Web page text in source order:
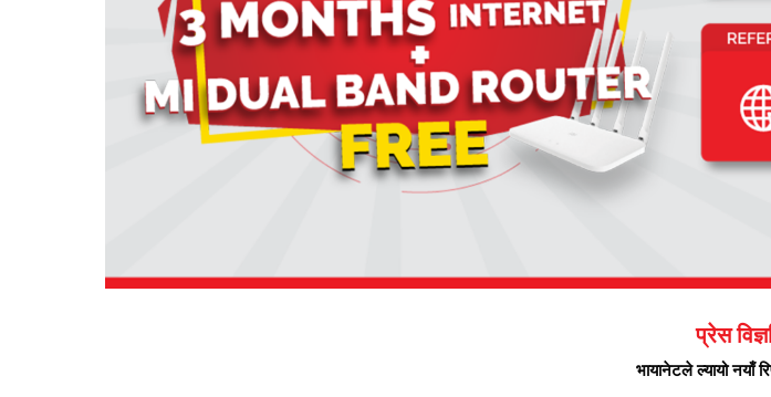
प्रेस
भायानेटले ल्यायो नयाँ